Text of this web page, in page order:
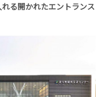
る開かれたエントランス